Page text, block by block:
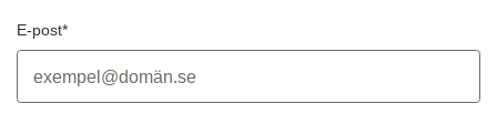
E-post*